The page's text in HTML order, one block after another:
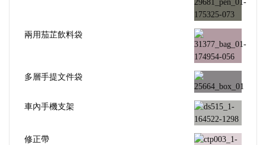
兩用茄芷飲料袋
多層手提文件袋
車內手機支架
修正帶